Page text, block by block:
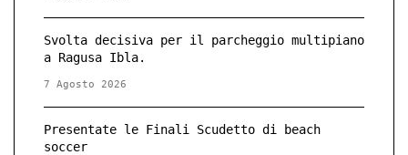
Svolta decisiva per il parcheggio multipiano
a Ragusa Ibla.
7 Agosto 2026
Presentate le Finali Scudetto di beach
soccer